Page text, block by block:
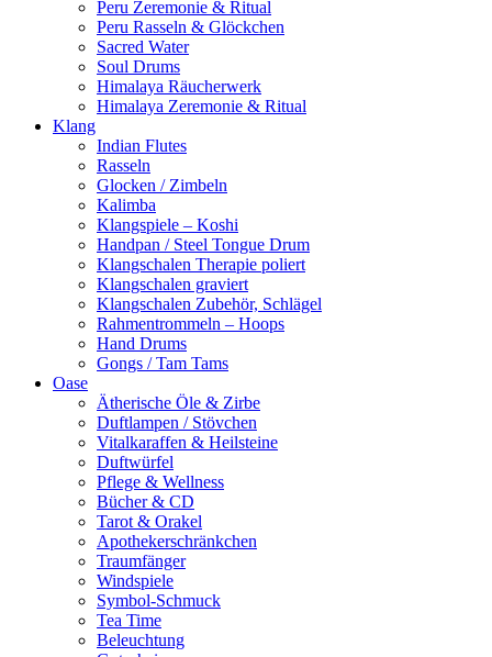
Peru Zeremonie & Ritual
Peru Rasseln & Glöckchen
Sacred Water
Soul Drums
Himalaya Räucherwerk
Himalaya Zeremonie & Ritual
Klang
Indian Flutes
Rasseln
Glocken / Zimbeln
Kalimba
Klangspiele – Koshi
Handpan / Steel Tongue Drum
Klangschalen Therapie poliert
Klangschalen graviert
Klangschalen Zubehör, Schlägel
Rahmentrommeln – Hoops
Hand Drums
Gongs / Tam Tams
Oase
Ätherische Öle & Zirbe
Duftlampen / Stövchen
Vitalkaraffen & Heilsteine
Duftwürfel
Pflege & Wellness
Bücher & CD
Tarot & Orakel
Apothekerschränkchen
Traumfänger
Windspiele
Symbol-Schmuck
Tea Time
Beleuchtung